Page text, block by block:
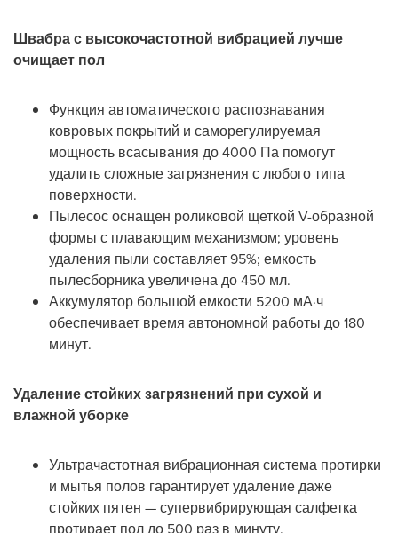
Швабра с высокочастотной вибрацией лучше
очищает пол
Функция автоматического распознавания
ковровых покрытий и саморегулируемая
мощность всасывания до 4000 Па помогут
удалить сложные загрязнения с любого типа
поверхности.
Пылесос оснащен роликовой щеткой V-образной
формы с плавающим механизмом; уровень
удаления пыли составляет 95%; емкость
пылесборника увеличена до 450 мл.
Аккумулятор большой емкости 5200 мА·ч
обеспечивает время автономной работы до 180
минут.
Удаление стойких загрязнений при сухой и
влажной уборке
Ультрачастотная вибрационная система протирки
и мытья полов гарантирует удаление даже
стойких пятен — супервибрирующая салфетка
протирает пол до 500 раз в минуту.